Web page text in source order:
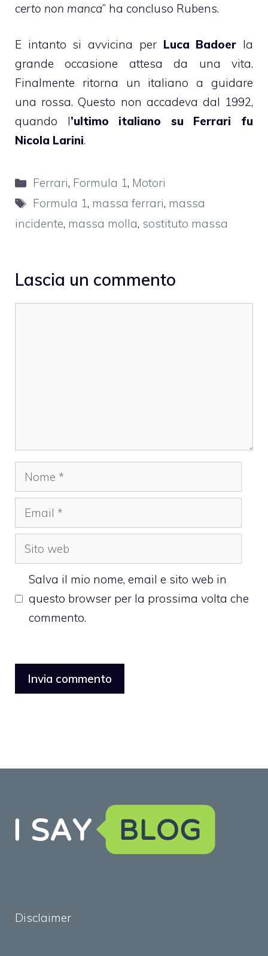
certo non manca” ha concluso Rubens.
E intanto si avvicina per Luca Badoer la
grande occasione attesa da una vita.
Finalmente ritorna un italiano a guidare
una rossa. Questo non accadeva dal 1992,
quando l’ultimo italiano su Ferrari fu
Nicola Larini.
Categorie
Ferrari, Formula 1, Motori
Tag
Formula 1, massa ferrari, massa
incidente, massa molla, sostituto massa
Lascia un commento
Nome
Email
Sito
web
Salva il mio nome, email e sito web in
questo browser per la prossima volta che
commento.
Disclaimer